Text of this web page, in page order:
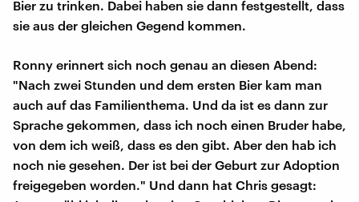
Bier zu trinken. Dabei haben sie dann festgestellt, dass
sie aus der gleichen Gegend kommen.
Ronny erinnert sich noch genau an diesen Abend:
"Nach zwei Stunden und dem ersten Bier kam man
auch auf das Familienthema. Und da ist es dann zur
Sprache gekommen, dass ich noch einen Bruder habe,
von dem ich weiß, dass es den gibt. Aber den hab ich
noch nie gesehen. Der ist bei der Geburt zur Adoption
freigegeben worden." Und dann hat Chris gesagt: